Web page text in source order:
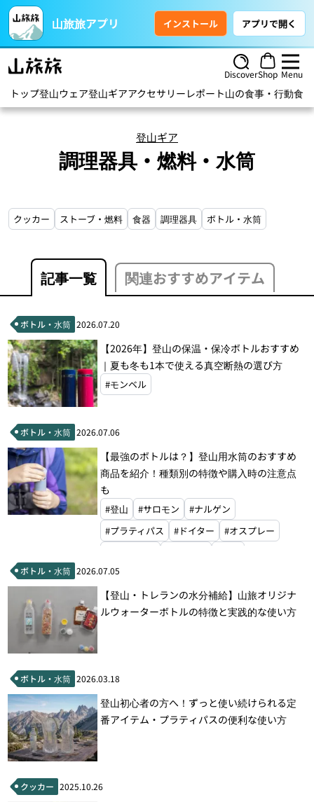
山旅旅アプリ インストール アプリで開く
DiscoverShop Menu
トップ登山ウェア登山ギアアクセサリー レポート山の食事・行動食
登山ギア
調理器具・燃料・水筒
クッカー ストーブ・燃料 食器 調理器具 ボトル・水筒
記事一覧 関連おすすめアイテム
ボトル・水筒 2026.07.20
【2026年】登山の保温・保冷ボトルおすすめ
｜夏も冬も1本で使える真空断熱の選び方
#モンベル
ボトル・水筒 2026.07.06
【最強のボトルは？】登山用水筒のおすすめ
商品を紹介！種類別の特徴や購入時の注意点
も
#登山 #サロモン
#ナルゲン
#プラティパス
#ドイター
#オスプレー
ボトル・水筒 2026.07.05
【登山・トレランの水分補給】山旅オリジナ
ルウォーターボトルの特徴と実践的な使い方
ボトル・水筒 2026.03.18
登山初心者の方へ！ずっと使い続けられる定
番アイテム・プラティパスの便利な使い方
クッカー 2025.10.26